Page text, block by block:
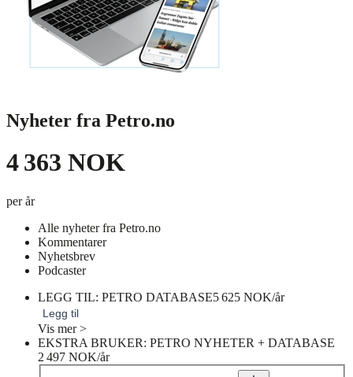
Nyheter fra Petro.no
4 363 NOK
per år
Alle nyheter fra Petro.no
Kommentarer
Nyhetsbrev
Podcaster
LEGG TIL: PETRO DATABASE5 625 NOK/år
Legg til
Vis mer >
EKSTRA BRUKER: PETRO NYHETER + DATABASE
2 497 NOK/år